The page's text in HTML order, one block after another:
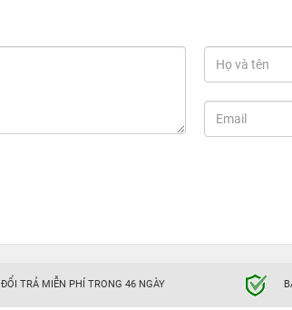
ĐỔI TRẢ MIỄN PHÍ TRONG 46 NGÀY